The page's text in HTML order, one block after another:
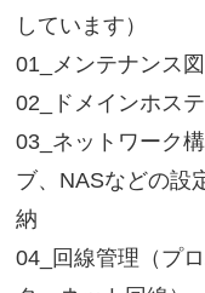
しています）
01_メンテナンス図
02_ドメインホス
03_ネットワーク
ブ、NASなどの設
納
04_回線管理（プ